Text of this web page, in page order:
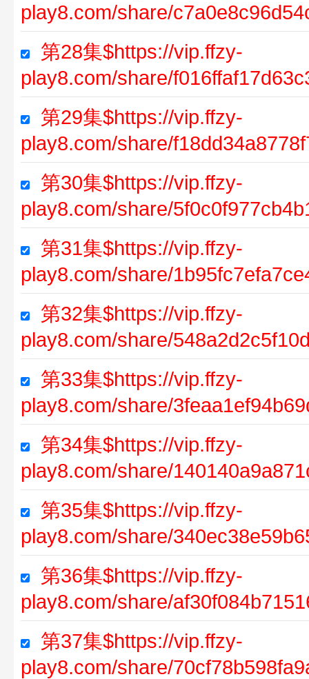
play8.com/share/
第28集$https://vip.ffzy-
play8.com/share/
第29集$https://vip.ffzy-
play8.com/share/
第30集$https://vip.ffzy-
play8.com/share/
第31集$https://vip.ffzy-
play8.com/share/
第32集$https://vip.ffzy-
play8.com/share/
第33集$https://vip.ffzy-
play8.com/share/
第34集$https://vip.ffzy-
play8.com/share/
第35集$https://vip.ffzy-
play8.com/share/
第36集$https://vip.ffzy-
play8.com/share/
第37集$https://vip.ffzy-
play8.com/share/